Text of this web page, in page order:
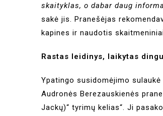
skaityklas, o dabar daug
sakė jis. Pranešėjas
kapines ir naudotis
Rastas leidinys, laikytas
Ypatingo susidomėjimo
Audronės Berezauskienės
Jackų)“ tyrimų kelias“. Ji